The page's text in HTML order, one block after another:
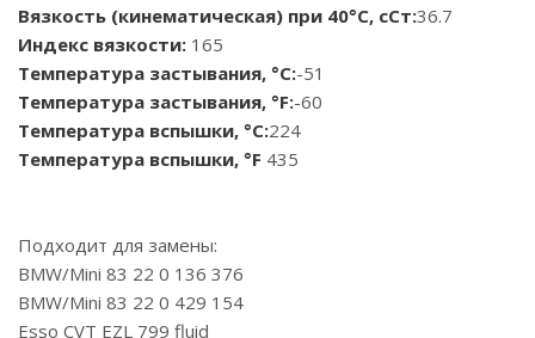
Вязкость (кинематическая) при 40°C, сСт:36.7
Индекс вязкости: 165
Температура застывания, °C:-51
Температура застывания, °F:-60
Температура вспышки, °C:224
Температура вспышки, °F 435
Подходит для замены:
BMW/Mini 83 22 0 136 376
BMW/Mini 83 22 0 429 154
Esso CVT EZL 799 fluid